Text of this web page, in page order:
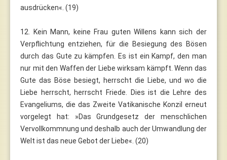
ausdrücken«. (19)
12. Kein Mann, keine Frau guten Willens kann sich der
Verpflichtung entziehen, für die Besiegung des Bösen
durch das Gute zu kämpfen. Es ist ein Kampf, den man
nur mit den Waffen der Liebe wirksam kämpft. Wenn das
Gute das Böse besiegt, herrscht die Liebe, und wo die
Liebe herrscht, herrscht Friede. Dies ist die Lehre des
Evangeliums, die das Zweite Vatikanische Konzil erneut
vorgelegt hat: »Das Grundgesetz der menschlichen
Vervollkommnung und deshalb auch der Umwandlung der
Welt ist das neue Gebot der Liebe«. (20)